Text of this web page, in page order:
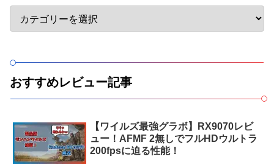
おすすめレビュー記事
【ワイルズ最強グラボ】RX9070レビ
ュー！AFMF 2無しでフルHDウルトラ
200fpsに迫る性能！